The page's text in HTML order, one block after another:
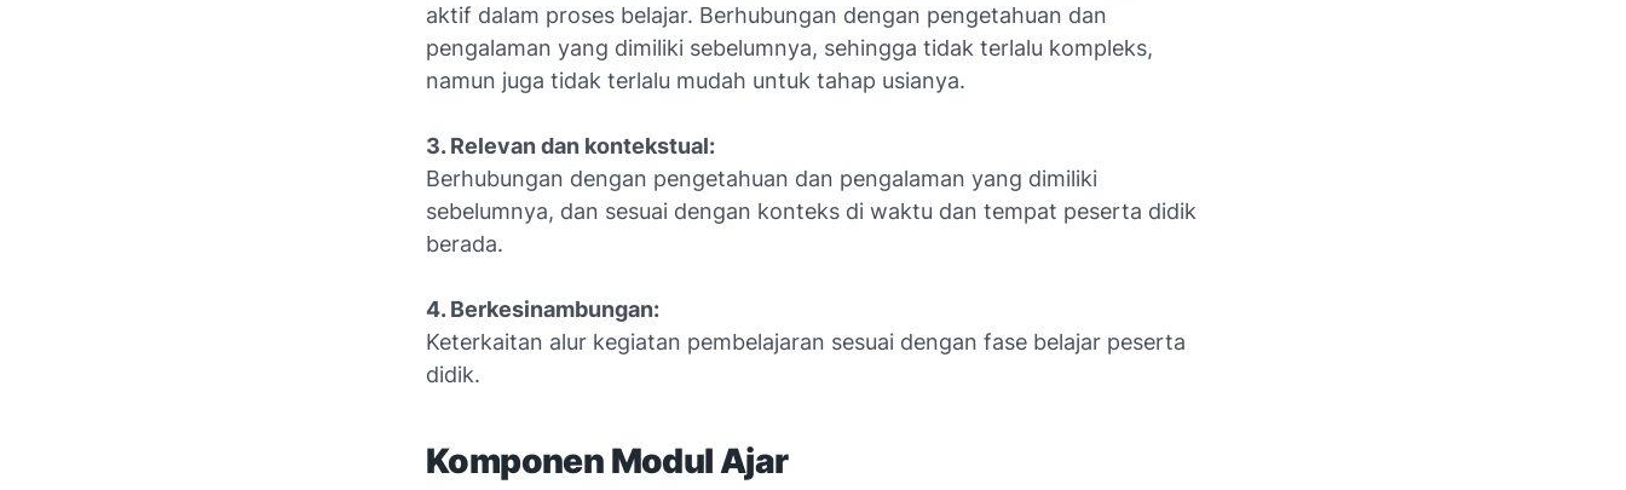
aktif dalam proses belajar. Berhubungan dengan pengetahuan dan
pengalaman yang dimiliki sebelumnya, sehingga tidak terlalu kompleks,
namun juga tidak terlalu mudah untuk tahap usianya.
3. Relevan dan kontekstual:
Berhubungan dengan pengetahuan dan pengalaman yang dimiliki
sebelumnya, dan sesuai dengan konteks di waktu dan tempat peserta didik
berada.
4. Berkesinambungan:
Keterkaitan alur kegiatan pembelajaran sesuai dengan fase belajar peserta
didik.
Komponen Modul Ajar